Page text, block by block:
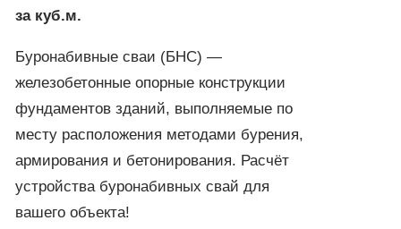
за куб.м.
Буронабивные сваи (БНС) —
железобетонные опорные конструкции
фундаментов зданий, выполняемые по
месту расположения методами бурения,
армирования и бетонирования. Расчёт
устройства буронабивных свай для
вашего объекта!